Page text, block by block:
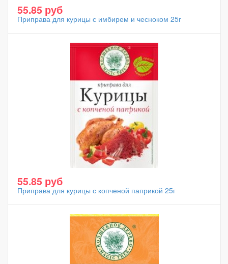
55.85 руб
Приправа для курицы с имбирем и чесноком 25г
55.85 руб
Приправа для курицы с копченой паприкой 25г